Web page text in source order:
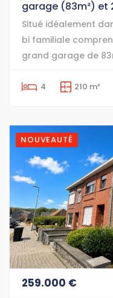
garage (83m²) et
Situé idéalement
bi familiale
grand garage de
4 210 m²
NOUVEAUTÉ
259.000 €